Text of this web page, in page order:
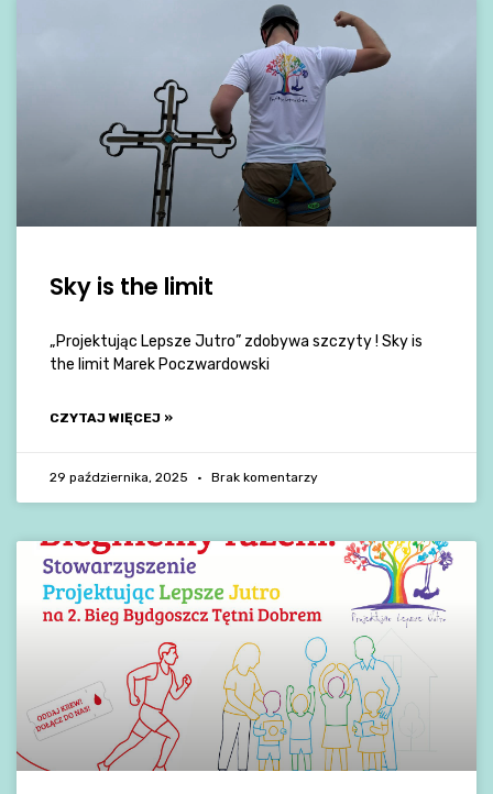
Sky is the limit
„Projektując Lepsze Jutro” zdobywa szczyty ! Sky is
the limit Marek Poczwardowski
CZYTAJ WIĘCEJ »
29 października, 2025 Brak komentarzy